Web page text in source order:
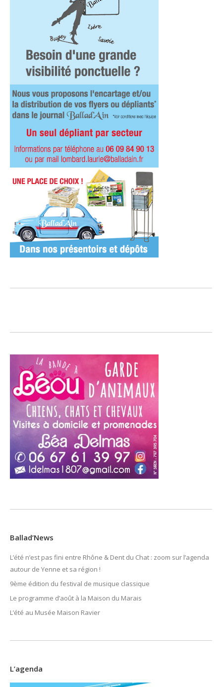
Ballad’News
L’été n’est pas fini entre Rhône & Dent du Chat : zoom sur l’agenda
autour de Yenne et sa région !
9ème édition du festival de musique classique
Le programme d’août à la Maison du Marais
L’été au Musée Maison Ravier
L’agenda